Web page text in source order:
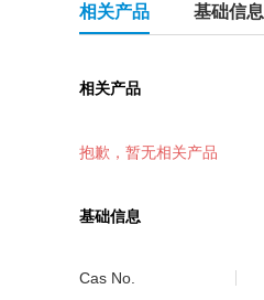
相关产品 基础信息
相关产品
抱歉，暂无相关产品
基础信息
Cas No.